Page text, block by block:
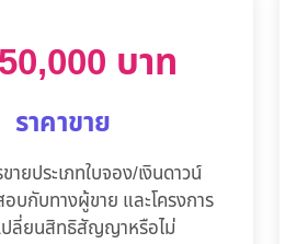
บาท
ราคาขาย
ายประเภทใบจอง/เงินดาวน์
บกับทางผู้ขาย และโครงการ
ปลี่ยนสิทธิสัญญาหรือไม่